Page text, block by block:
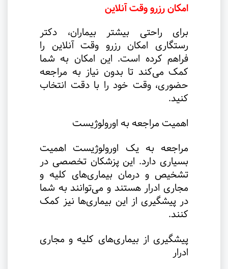
امکان رزرو وقت آنلاین
برای راحتی بیشتر بیماران، دکتر
رستگاری امکان رزرو وقت آنلاین را
فراهم کرده است. این امکان به شما
کمک می‌کند تا بدون نیاز به مراجعه
حضوری، وقت خود را با دقت انتخاب
کنید.
اهمیت مراجعه به اورولوژیست
مراجعه به یک اورولوژیست اهمیت
بسیاری دارد. این پزشکان تخصصی در
تشخیص و درمان بیماری‌های کلیه و
مجاری ادرار هستند و می‌توانند به شما
در پیشگیری از این بیماری‌ها نیز کمک
کنند.
پیشگیری از بیماری‌های کلیه و مجاری
ادرار